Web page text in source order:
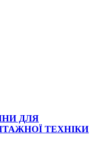
ДЛЯ
ТЕХНІКИ